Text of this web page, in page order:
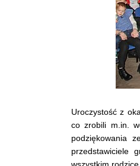
Uroczystość z
co zrobili m.in.
podziękowania
przedstawiciele